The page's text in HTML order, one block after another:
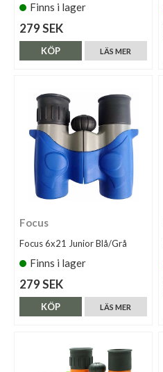
Finns i lager
279 SEK
LÄS MER
KÖP
Focus
Focus 6x21 Junior Blå/Grå
Finns i lager
279 SEK
LÄS MER
KÖP